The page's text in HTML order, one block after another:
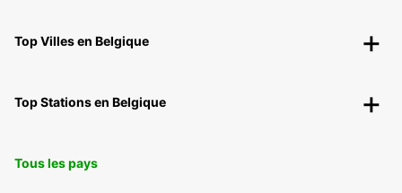
Top Villes en Belgique
Top Stations en Belgique
Tous les pays